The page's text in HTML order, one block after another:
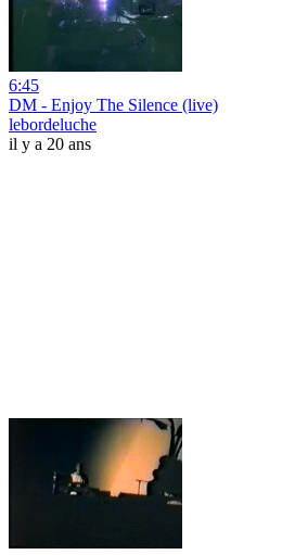
6:45
DM - Enjoy The Silence (live)
lebordeluche
il y a 20 ans